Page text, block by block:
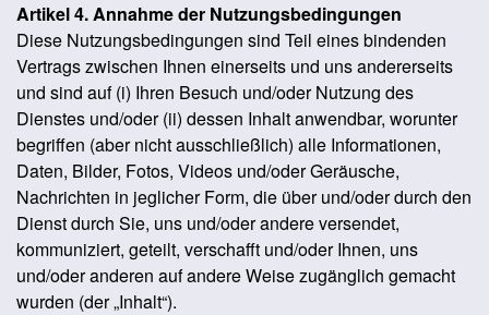
Artikel 4. Annahme der Nutzungsbedingungen
Diese Nutzungsbedingungen sind Teil eines bindenden
Vertrags zwischen Ihnen einerseits und uns andererseits
und sind auf (i) Ihren Besuch und/oder Nutzung des
Dienstes und/oder (ii) dessen Inhalt anwendbar, worunter
begriffen (aber nicht ausschließlich) alle Informationen,
Daten, Bilder, Fotos, Videos und/oder Geräusche,
Nachrichten in jeglicher Form, die über und/oder durch den
Dienst durch Sie, uns und/oder andere versendet,
kommuniziert, geteilt, verschafft und/oder Ihnen, uns
und/oder anderen auf andere Weise zugänglich gemacht
wurden (der „Inhalt“).